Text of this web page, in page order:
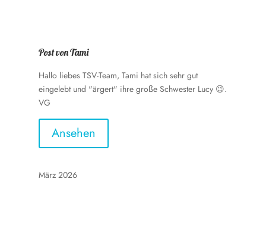
Post von Tami
Hallo liebes TSV-Team, Tami hat sich sehr gut
eingelebt und "ärgert" ihre große Schwester Lucy 😉.
VG
Ansehen
März 2026